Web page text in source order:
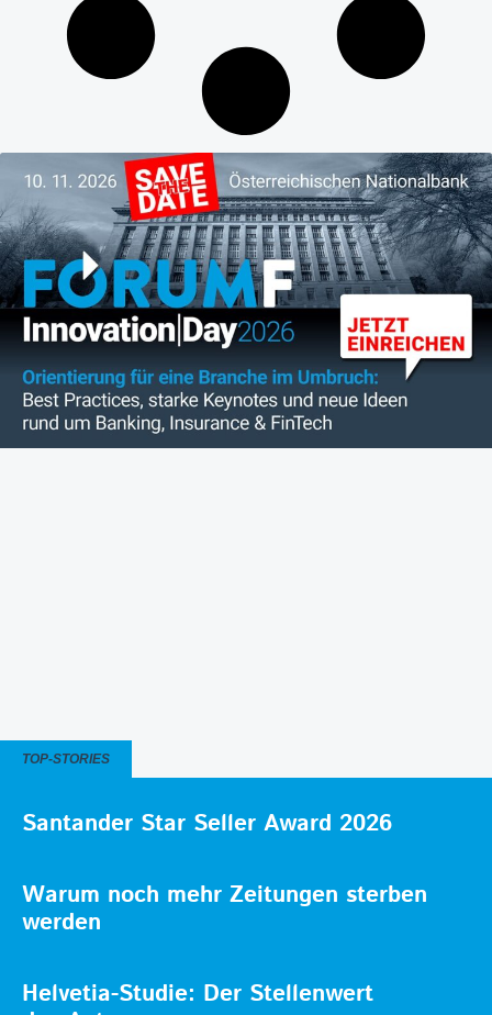
TOP-STORIES
Santander Star Seller Award 2026
Warum noch mehr Zeitungen sterben
werden
Helvetia-Studie: Der Stellenwert